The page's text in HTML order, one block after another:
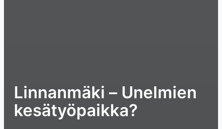
Linnanmäki – Unelmien
kesätyöpaikka?